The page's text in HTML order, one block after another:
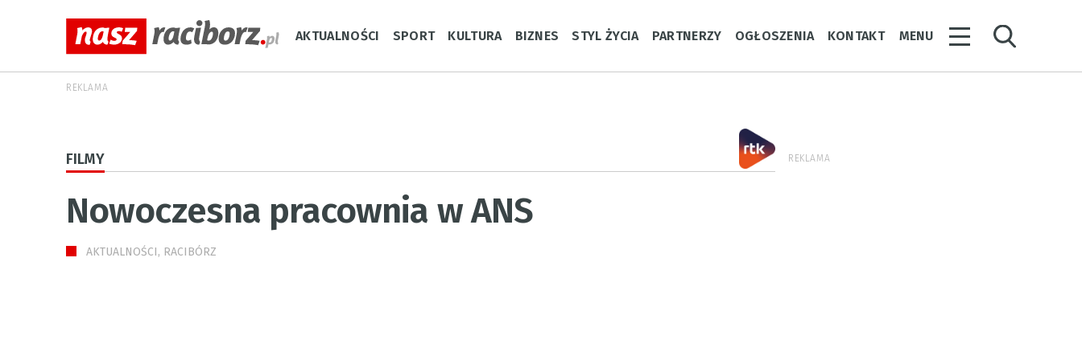
AKTUALNOŚCI SPORT KULTURA BIZNES STYL ŻYCIA PARTNERZY OGŁOSZENIA KONTAKT MENU
REKLAMA
FILMY
Nowoczesna pracownia w ANS
AKTUALNOŚCI, RACIBÓRZ
REKLAMA